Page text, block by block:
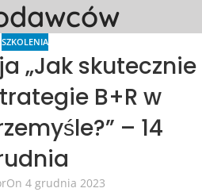
SZKOLENIA
„Jak skutecznie
B+R w
– 14
On 4 grudnia 2023